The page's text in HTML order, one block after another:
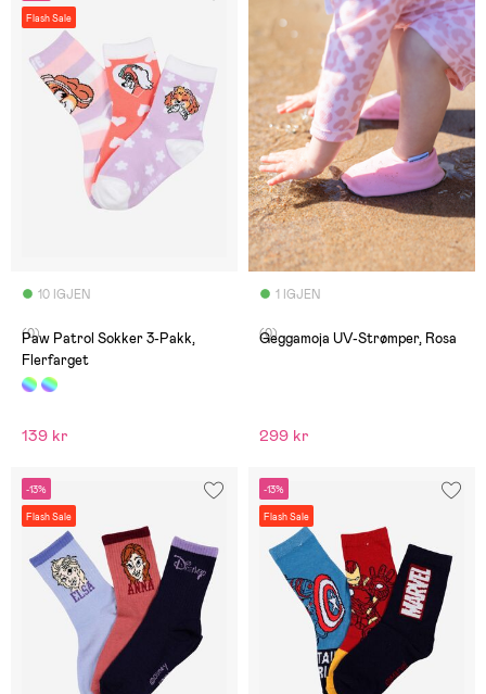
Flash Sale
10 IGJEN
(0)
Paw Patrol Sokker 3-Pakk,
Flerfarget
139 kr
1 IGJEN
(0)
Geggamoja UV-Strømper, Rosa
299 kr
-13%
Flash Sale
-13%
Flash Sale